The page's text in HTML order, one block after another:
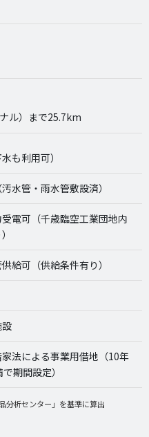
ル）まで25.7km
も利用可）
水管・雨水管敷設済）
電可（千歳臨空工業団地内
給可（供給条件有り）
法による事業用借地（10年
期間設定）
分析センター」を基準に算出